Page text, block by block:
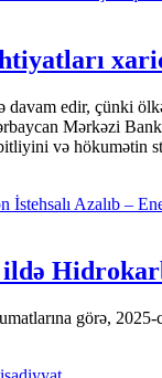
edir, çünki
Mərkəzi
və hökumətin
görə,